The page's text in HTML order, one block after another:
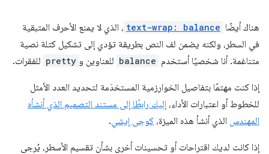
هناك أيضًا text-wrap: balance ، الذي لا يمنع الأحرف المتبقية
في السطر، ولكنه يضمن لف النص بطريقة تؤدي إلى تشكيل كتلة نصية
متناغمة. أنا شخصيًا أستخدم balance للعناوين و pretty للفقرات.
إذا كنت مهتمًا بتفاصيل الخوارزمية المستخدَمة لتحديد العدد الأمثل
للخطوط أو اعتبارات الأداء، إليك رابطًا إلى مستند التصميم الذي أنشأه
المهندس الذي أنشأ هذه الميزة، كوجى إيشي.
إذا كانت لديك اقتراحات أو تحسينات أخرى بشأن تقسيم الأسطر، يُرجى